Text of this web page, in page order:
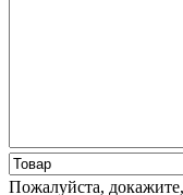
Пожалуйста,